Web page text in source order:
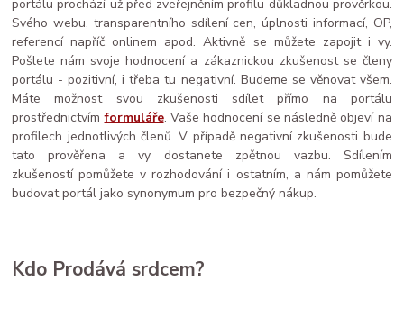
portálu prochází už před zveřejněním profilu důkladnou prověrkou.
Svého webu, transparentního sdílení cen, úplnosti informací, OP,
referencí napříč onlinem apod. Aktivně se můžete zapojit i vy.
Pošlete nám svoje hodnocení a zákaznickou zkušenost se členy
portálu - pozitivní, i třeba tu negativní. Budeme se věnovat všem.
Máte možnost svou zkušenosti sdílet přímo na portálu
prostřednictvímformuláře. Vaše hodnocení se následně objeví na
profilech jednotlivých členů. V případě negativní zkušenosti bude
tato prověřena a vy dostanete zpětnou vazbu. Sdílením
zkušeností pomůžete v rozhodování i ostatním, a nám pomůžete
budovat portál jako synonymum pro bezpečný nákup.
Kdo Prodává srdcem?